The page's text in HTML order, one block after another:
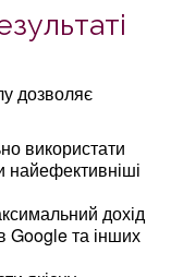
дозволяє
використати
найефективніші
дохід
Google та інших